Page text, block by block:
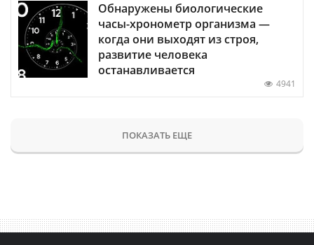
Обнаружены биологические
часы-хронометр организма —
когда они выходят из строя,
развитие человека
останавливается
4941
ПОКАЗАТЬ ЕЩЕ